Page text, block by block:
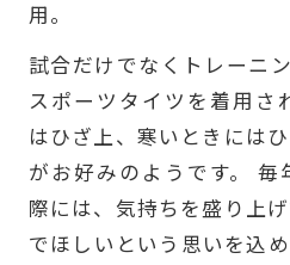
用。
試合だけでなくトレーニ
スポーツタイツを着用さ
はひざ上、寒いときには
がお好みのようです。 毎
際には、気持ちを盛り上
でほしいという思いを込